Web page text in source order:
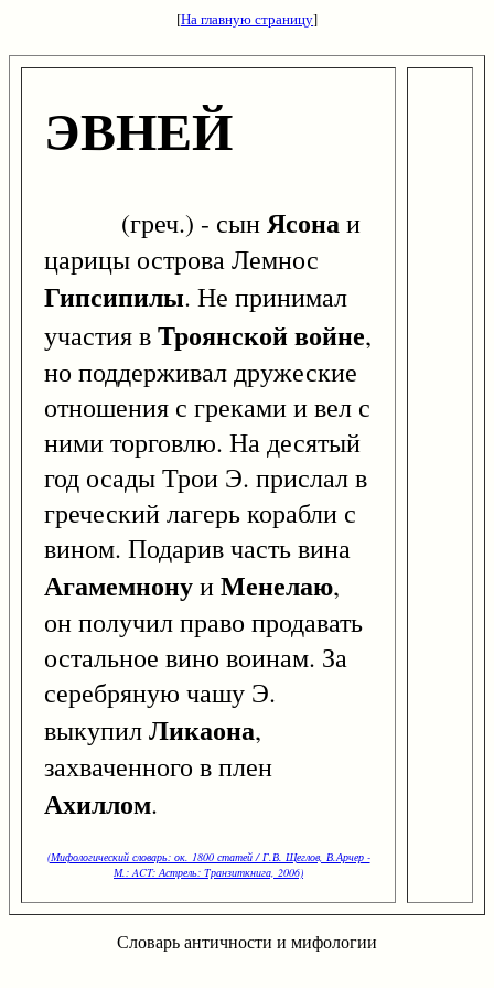
[На главную страницу]
ЭВНЕЙ
(греч.) - сынЯсонаи
царицы острова Лемнос
Гипсипилы. Не принимал
участия вТроянской войне,
но поддерживал дружеские
отношения с греками и вел с
ними торговлю. На десятый
год осады Трои Э. прислал в
греческий лагерь корабли с
вином. Подарив часть вина
АгамемнонуиМенелаю,
он получил право продавать
остальное вино воинам. За
серебряную чашу Э.
выкупилЛикаона,
захваченного в плен
Ахиллом.
(Мифологический словарь: ок. 1800 статей / Г.В. Щеглов, В.Арчер -
М.: ACT: Астрель: Транзиткнига, 2006)
Словарь античности и мифологии